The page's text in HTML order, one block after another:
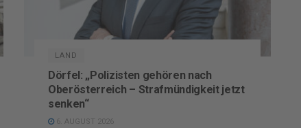
LAND
Dörfel: „Polizisten gehören nach
Oberösterreich – Strafmündigkeit jetzt
senken“
6. AUGUST 2026